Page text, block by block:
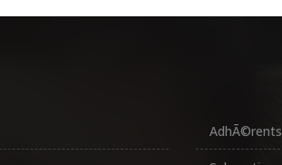
AdhÃ©rents